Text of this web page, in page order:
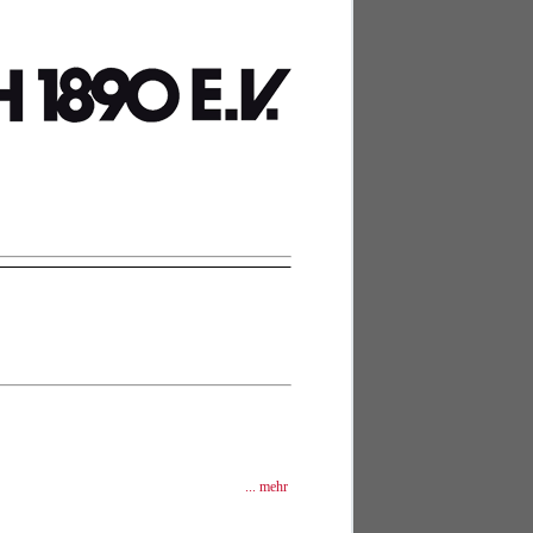
... mehr